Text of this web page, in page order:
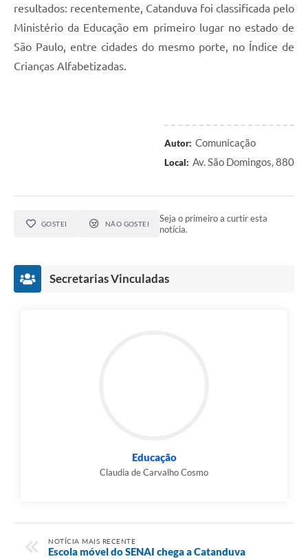
resultados: recentemente, Catanduva foi classificada pelo
Ministério da Educação em primeiro lugar no estado de
São Paulo, entre cidades do mesmo porte, no Índice de
Crianças Alfabetizadas.
Autor: Comunicação
Local: Av. São Domingos, 880
GOSTEI NÃO GOSTEI
Seja o primeiro a curtir esta
notícia.
Secretarias Vinculadas
Educação
Claudia de Carvalho Cosmo
NOTÍCIA MAIS RECENTE
Escola móvel do SENAI chega a Catanduva